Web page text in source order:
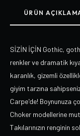
ÜRÜN
SİZİN İÇİN Gothic,
renkler ve dramatik
karanlık, gizemli
giyim tarzına
Carpe'de! Boynunuza
Choker modellerine
Takılarınızın renginin